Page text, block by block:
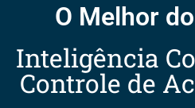
O Melhor
Inteligência
Controle de